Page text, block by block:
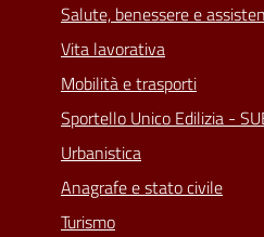
Salute, benessere e
Vita lavorativa
Mobilità e trasporti
Sportello Unico Edilizia -
Urbanistica
Anagrafe e stato civile
Turismo